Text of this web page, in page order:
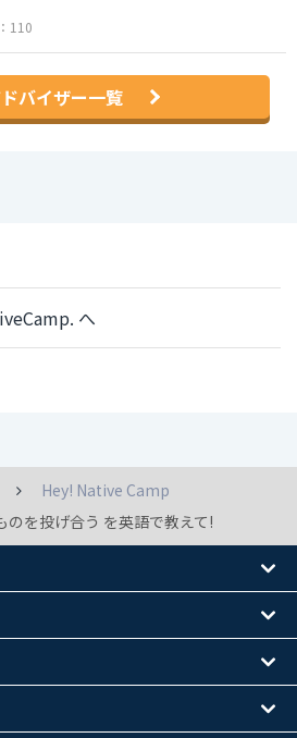
110
バイザー一覧
へ
Hey! Native Camp
のを投げ合う を英語で教えて!